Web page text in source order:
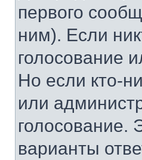
первого
ним). Если
голосование
Но если кто-
или
голосование.
варианты